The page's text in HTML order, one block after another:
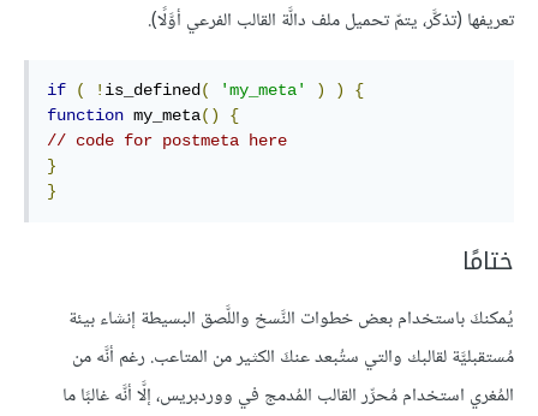
تعريفها (تذكَّر، يتمّ تحميل ملف دالَّة القالب الفرعي أوَّلًا).
if ( ! is_defined ( 'my_meta' ) )
{
function my_meta()
{
// code for postmeta here
}
}
ختامًا
يُمكنكَ باستخدام بعض خطوات النَّسخ واللَّصق البسيطة إنشاء بيئة
مُستقبليَّة لقالبك والتي ستُبعد عنكَ الكثير من المتاعب. رغم أنَّه من
المُغري استخدام مُحرِّر القالب المُدمج في ووردبريس، إلَّا أنَّه غالبًا ما